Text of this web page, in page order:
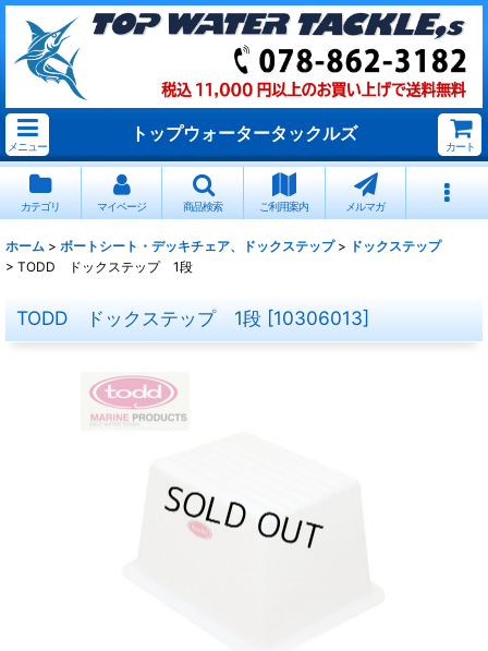
メニュー
トップウォータータックルズ
カート
カテゴリ マイページ 商品検索 ご利用案内 メルマガ
ホーム > ボートシート・デッキチェア、ドックステップ > ドックステップ
> TODD ドックステップ 1段
TODD ドックステップ 1段 [10306013]